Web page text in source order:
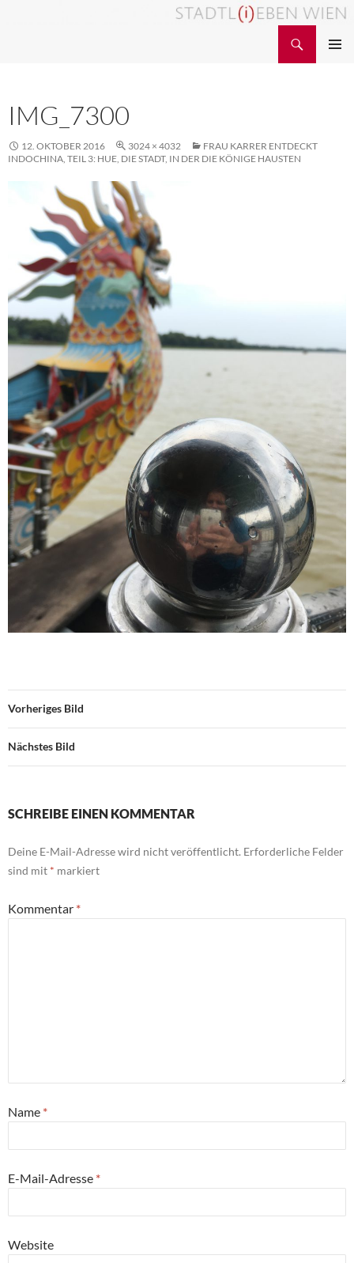
IMG_7300
12. OKTOBER 2016 3024 × 4032
FRAU KARRER ENTDECKT
INDOCHINA, TEIL 3: HUE, DIE STADT, IN DER DIE KÖNIGE HAUSTEN
Vorheriges Bild
Nächstes Bild
SCHREIBE EINEN KOMMENTAR
Deine E-Mail-Adresse wird nicht veröffentlicht. Erforderliche Felder
sind mit * markiert
Kommentar *
Name *
E-Mail-Adresse *
Website